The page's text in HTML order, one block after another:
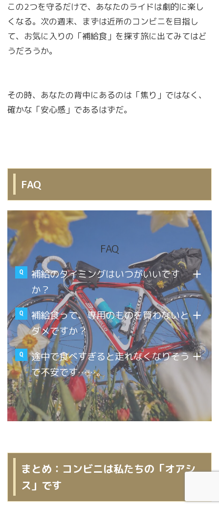
この2つを守るだけで、あなたのライドは劇的に楽し
くなる。次の週末、まずは近所のコンビニを目指し
て、お気に入りの「補給食」を探す旅に出てみてはど
うだろうか。
その時、あなたの背中にあるのは「焦り」ではなく、
確かな「安心感」であるはずだ。
FAQ
FAQ
補給のタイミングはいつがいいです
か？
補給食って、専用のものを買わないと
ダメですか？
途中で食べすぎると走れなくなりそう
で不安です……。
まとめ：コンビニは私たちの「オアシ
ス」です